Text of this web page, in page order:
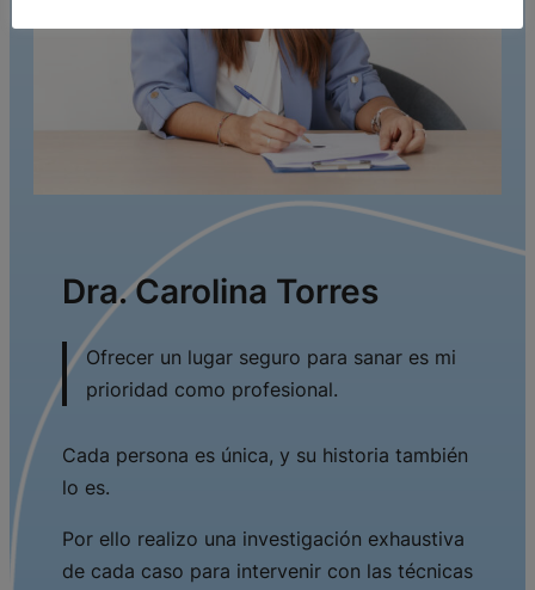
Dra. Carolina Torres
Ofrecer un lugar seguro para sanar es mi
prioridad como profesional.
Cada persona es única, y su historia también
lo es.
Por ello realizo una investigación exhaustiva
de cada caso para intervenir con las técnicas